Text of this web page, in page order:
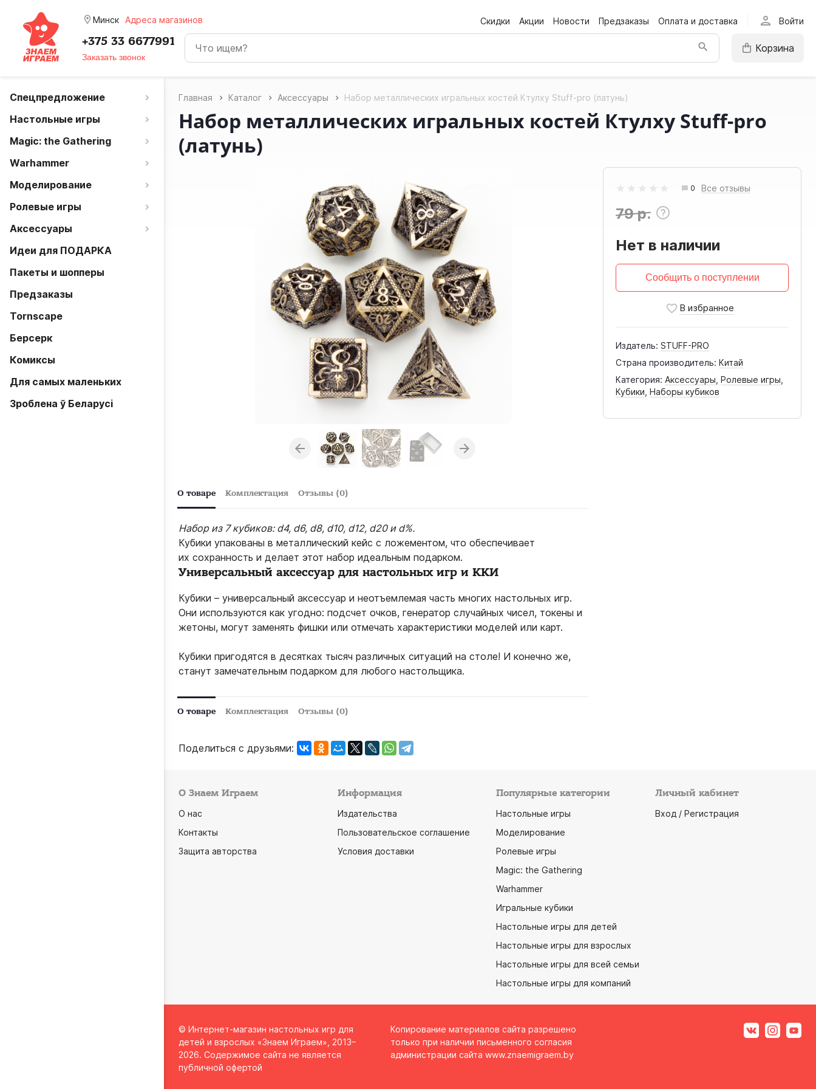
room Минск Адреса магазинов Скидки Акции Новости Предзаказы Оплата и доставка person Войти
+375 33 6677991
Заказать звонок
Корзина
Спецпредложение
Настольные игры
Magic: the Gathering
Warhammer
Моделирование
Ролевые игры
Аксессуары
Идеи для ПОДАРКА
Пакеты и шопперы
Предзаказы
Tornscape
Берсерк
Комиксы
Для самых маленьких
Зроблена ў Беларусi
Главная Каталог Аксессуары Набор металлических игральных костей Ктулху Stuff-pro (латунь)
Набор металлических игральных костей Ктулху Stuff-pro
(латунь)
0 Все отзывы
79 р.
Нет в наличии
Сообщить о поступлении
Издатель: STUFF-PRO
Страна производитель: Китай
Категория: Аксессуары ,Ролевые игры
Кубики ,Наборы кубиков
О товаре Комплектация Отзывы (0)
Набор из 7 кубиков: d4, d6, d8, d10, d12, d20 и d%.
Кубики упакованы в металлический кейс с ложементом, что обеспечивает
их сохранность и делает этот набор идеальным подарком.
Универсальный аксессуар для настольных игр и ККИ
Кубики – универсальный аксессуар и неотъемлемая часть многих настольных игр.
Они используются как угодно: подсчет очков, генератор случайных чисел, токены и
жетоны, могут заменять фишки или отмечать характеристики моделей или карт.
Кубики пригодятся в десятках тысяч различных ситуаций на столе! И конечно же,
станут замечательным подарком для любого настольщика.
О товаре Комплектация Отзывы (0)
Поделиться с друзьями:
О Знаем Играем
О нас
Контакты
Защита авторства
Информация
Издательства
Пользовательское соглашение
Условия доставки
Популярные категории
Настольные игры
Моделирование
Ролевые игры
Magic: the Gathering
Warhammer
Игральные кубики
Настольные игры для детей
Настольные игры для взрослых
Настольные игры для всей семьи
Настольные игры для компаний
Личный кабинет
Вход / Регистрация
© Интернет-магазин настольных игр для
детей и взрослых «Знаем Играем», 2013–
2026. Содержимое сайта не является
публичной офертой
Копирование материалов сайта разрешено
только при наличии письменного согласия
администрации сайта www.znaemigraem.by